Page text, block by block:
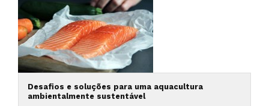
Desafios e soluções para uma aquacultura
ambientalmente sustentável